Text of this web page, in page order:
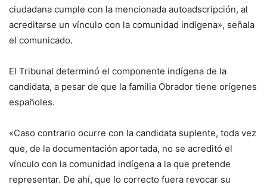
ciudadana cumple con la mencionada autoadscripción, al
acreditarse un vínculo con la comunidad indígena», señala
el comunicado.
El Tribunal determinó el componente indígena de la
candidata, a pesar de que la familia Obrador tiene orígenes
españoles.
«Caso contrario ocurre con la candidata suplente, toda vez
que, de la documentación aportada, no se acreditó el
vínculo con la comunidad indígena a la que pretende
representar. De ahí, que lo correcto fuera revocar su